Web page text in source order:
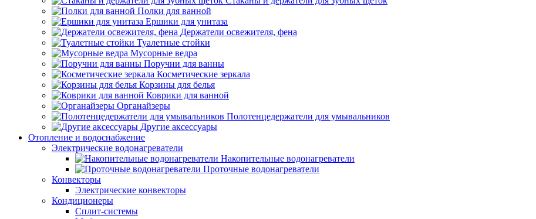
Полки для ванной
Ершики для унитаза
Держатели освежителя, фена
Туалетные стойки
Мусорные ведра
Поручни для ванны
Косметические зеркала
Корзины для белья
Коврики для ванной
Органайзеры
Полотенцедержатели для умывальников
Другие аксессуары
Отопление и водоснабжение
Электрические водонагреватели
Накопительные водонагреватели
Проточные водонагреватели
Конвекторы
Электрические конвекторы
Кондиционеры
Сплит-системы